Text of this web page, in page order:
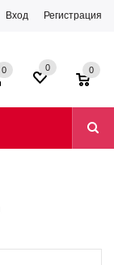
Вход Регистрация
0 0 0